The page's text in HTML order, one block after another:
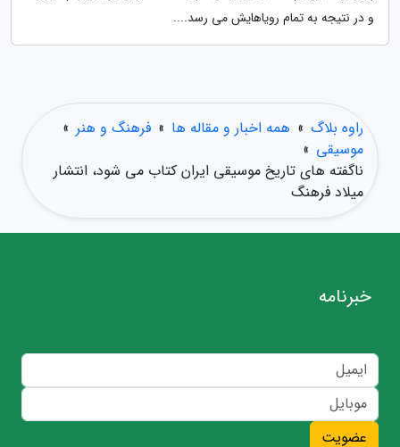
و در نتیجه به تمام رویاهایش می رسد....
راوه بلاگ » همه اخبار و مقاله ها » فرهنگ و هنر »
موسیقی »
ناگفته های تاریخ موسیقی ایران کتاب می شود، انتشار
میلاد فرهنگ
خبرنامه
عضویت